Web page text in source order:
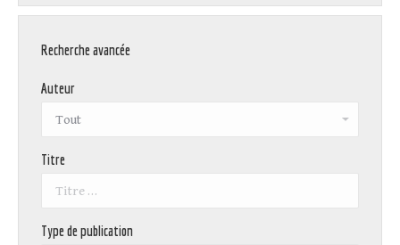
Recherche avancée
Auteur
Titre
Type de publication